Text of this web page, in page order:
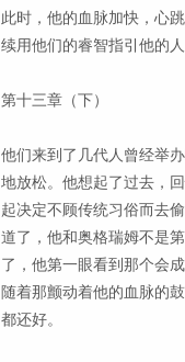
此时，他的血脉加快，心
续用他们的睿智指引他的人
第十三章（下）
他们来到了几代人曾经举
地放松。他想起了过去，
起决定不顾传统习俗而去
道了，他和奥格瑞姆不是
了，他第一眼看到那个会
随着那颤动着他的血脉的
都还好。